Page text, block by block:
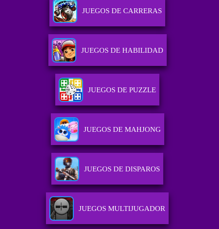
JUEGOS DE CARRERAS
JUEGOS DE HABILIDAD
JUEGOS DE PUZZLE
JUEGOS DE MAHJONG
JUEGOS DE DISPAROS
JUEGOS MULTIJUGADOR